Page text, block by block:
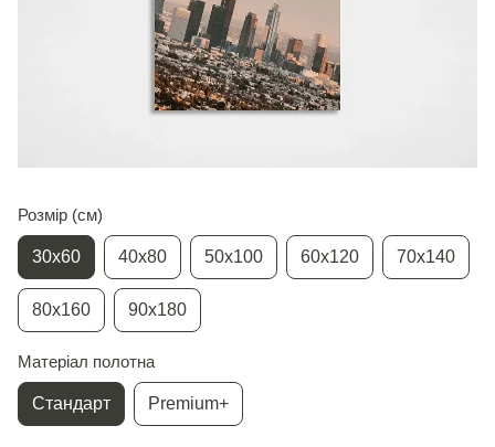
Розмір (см)
30х60 40х80 50х100 60х120 70х140
80х160 90х180
Матеріал полотна
Стандарт Premium+